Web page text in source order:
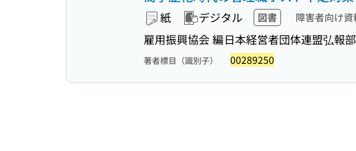
紙 デジタル 図書 障害者向け資
雇用振興協会 編日本経営者団体連盟弘報部
著者標目（識別子） 00289250